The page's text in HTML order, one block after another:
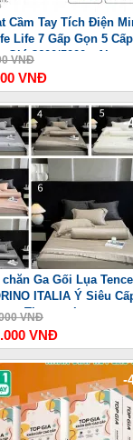
Cầm Tay Tích Điện
Life 7 Gấp Gọn 5
Gió 3600/5000mAh
VNĐ
VNĐ
-
chăn Ga Gối Lụa
ITALIA Ý Siêu
Thượng Lưu
VNĐ
VNĐ
-